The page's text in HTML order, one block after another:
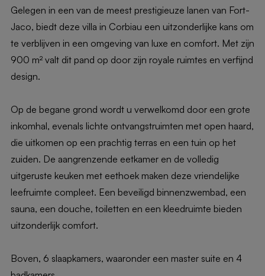
Gelegen in een van de meest prestigieuze lanen van Fort-
Jaco, biedt deze villa in Corbiau een uitzonderlijke kans om
te verblijven in een omgeving van luxe en comfort. Met zijn
900 m² valt dit pand op door zijn royale ruimtes en verfijnd
design.
Op de begane grond wordt u verwelkomd door een grote
inkomhal, evenals lichte ontvangstruimten met open haard,
die uitkomen op een prachtig terras en een tuin op het
zuiden. De aangrenzende eetkamer en de volledig
uitgeruste keuken met eethoek maken deze vriendelijke
leefruimte compleet. Een beveiligd binnenzwembad, een
sauna, een douche, toiletten en een kleedruimte bieden
uitzonderlijk comfort.
Boven, 6 slaapkamers, waaronder een master suite en 4